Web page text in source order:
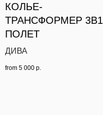
КОЛЬЕ-
ТРАНСФОРМЕР 3В1
ПОЛЕТ
ДИВА
from 5 000 р.